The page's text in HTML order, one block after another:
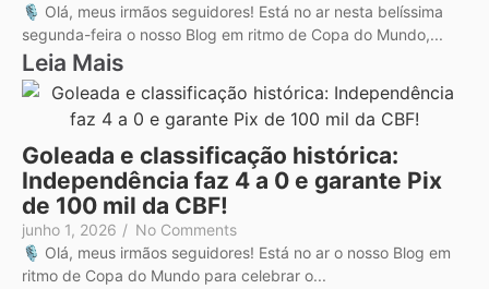
🎙️ Olá, meus irmãos seguidores! Está no ar nesta belíssima
segunda-feira o nosso Blog em ritmo de Copa do Mundo,...
Leia Mais
Goleada e classificação histórica:
Independência faz 4 a 0 e garante Pix
de 100 mil da CBF!
junho 1, 2026 / No Comments
🎙️ Olá, meus irmãos seguidores! Está no ar o nosso Blog em
ritmo de Copa do Mundo para celebrar o...